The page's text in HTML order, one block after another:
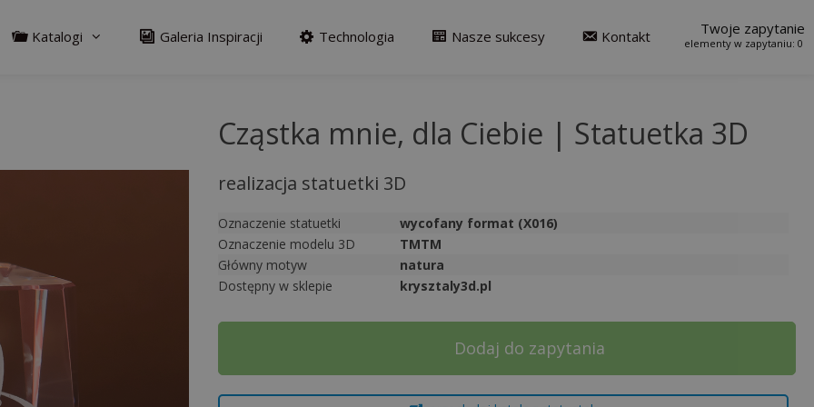
Katalogi Galeria Inspiracji Technologia Nasze sukcesy Kontakt 0
Twoje zapytanie
Cząstka mnie, dla Ciebie | Statuetka 3D
realizacja statuetki 3D
Oznaczenie statuetki
wycofany format (X016)
Oznaczenie modelu 3D
TMTM
Główny motyw
natura
Dostępny w sklepie
krysztaly3d.pl
Dodaj do zapytania
t
e